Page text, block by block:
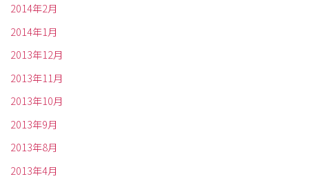
2014年2月
2014年1月
2013年12月
2013年11月
2013年10月
2013年9月
2013年8月
2013年4月